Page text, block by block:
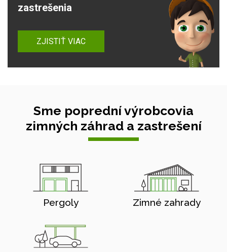
zastrešenia
ZJISTIŤ VIAC
Sme poprední výrobcovia
zimných záhrad a zastrešení
Pergoly Zimné zahrady